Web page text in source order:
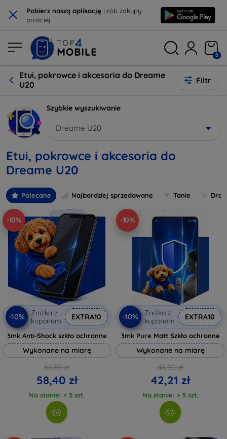
× Pobierz naszą aplikację i rób zakupy
prościej
0
Etui, pokrowce i akcesoria do Dreame
U20
Filtr
Szybkie wyszukiwanie
Dreame U20
Etui, pokrowce i akcesoria do
Dreame U20
Polecane Najbardziej sprzedawane Tanie
-10%
-10%
Zniżka z
kuponem
EXTRA10
3mk Anti-Shock szkło ochronne
Wykonane na miarę
64,89 zł
58,40 zł
Na stanie: > 5 szt.
-10%
-10%
Zniżka z
kuponem
EXTRA10
3mk Pure Matt Szkło ochronne
Wykonane na miarę
46,90 zł
42,21 zł
Na stanie: > 5 szt.